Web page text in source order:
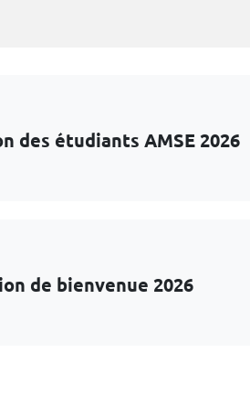
des étudiants AMSE 2026
de bienvenue 2026